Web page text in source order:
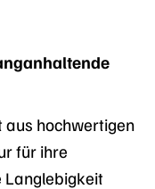
aus hochwertigen
für ihre
Langlebigkeit